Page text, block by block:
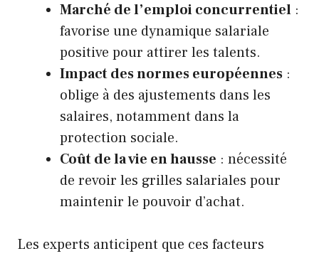
Marché de l’emploi concurrentiel :
favorise une dynamique salariale
positive pour attirer les talents.
Impact des normes européennes :
oblige à des ajustements dans les
salaires, notamment dans la
protection sociale.
Coût de la vie en hausse : nécessité
de revoir les grilles salariales pour
maintenir le pouvoir d’achat.
Les experts anticipent que ces facteurs